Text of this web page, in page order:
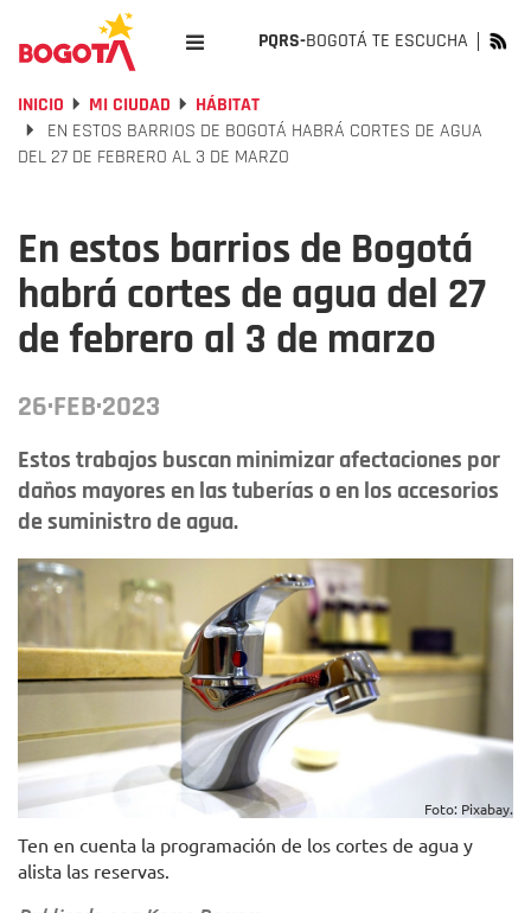
PQRS-BOGOTÁ TE ESCUCHA
INICIO MI CIUDAD
HÁBITAT
EN ESTOS BARRIOS DE BOGOTÁ HABRÁ CORTES DE AGUA
DEL 27 DE FEBRERO AL 3 DE MARZO
En estos barrios de Bogotá
habrá cortes de agua del 27
de febrero al 3 de marzo
26·FEB·2023
Estos trabajos buscan minimizar afectaciones por
daños mayores en las tuberías o en los accesorios
de suministro de agua.
Foto: Pixabay.
Ten en cuenta la programación de los cortes de agua y
alista las reservas.